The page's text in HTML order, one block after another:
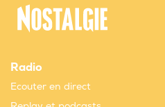
Radio
Ecouter en direct